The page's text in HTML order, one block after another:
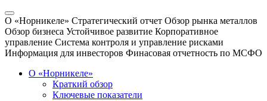
О «Норникеле» Стратегический отчет Обзор рынка металлов
Обзор бизнеса Устойчивое развитие Корпоративное
управление Система контроля и управление рисками
Информация для инвесторов Финасовая отчетность по МСФО
О «Норникеле»
Краткий обзор
Ключевые показатели